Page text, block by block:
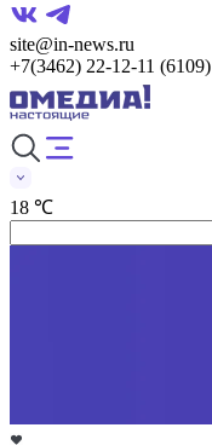
site@in-news.ru
+7(3462) 22-12-11 (6109)
18 ℃